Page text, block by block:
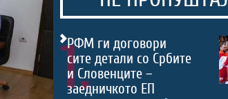
1.
РФМ ги договори
сите детали со Србите
и Словенците –
заедничкото ЕП